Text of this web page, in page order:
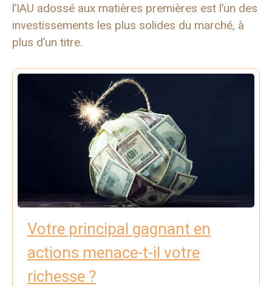
l’IAU adossé aux matières premières est l’un des
investissements les plus solides du marché, à
plus d’un titre.
Votre principal gagnant en
actions menace-t-il votre
richesse ?